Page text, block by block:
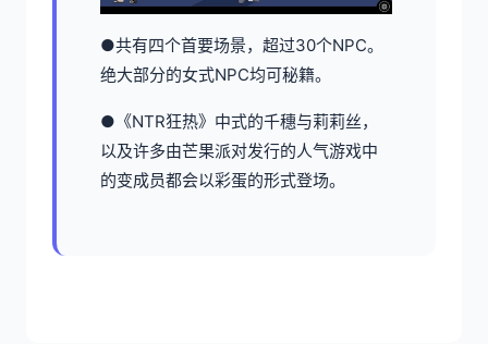
●共有四个首要场景，超过30个NPC。
绝大部分的女式NPC均可秘籍。
●《NTR狂热》中式的千穗与莉莉丝，
以及许多由芒果派对发行的人气游戏中
的变成员都会以彩蛋的形式登场。